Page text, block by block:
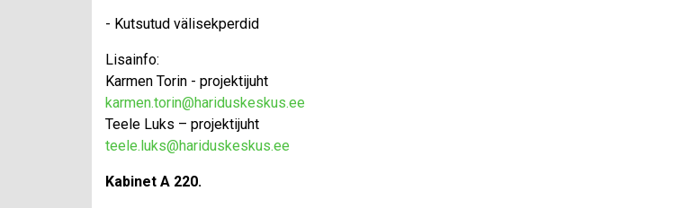
- Kutsutud välisekperdid
Lisainfo:
Karmen Torin - projektijuht
karmen.torin@hariduskeskus.ee
Teele Luks – projektijuht
teele.luks@hariduskeskus.ee
Kabinet A 220.